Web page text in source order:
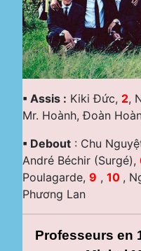
▪ Assis : Kiki Đức, 2,
Mr. Hoành, Đoàn
▪ Debout : Chu
André Béchir (Surgé),
Poulagarde, 9 , 10 ,
Phương Lan
Professeurs en